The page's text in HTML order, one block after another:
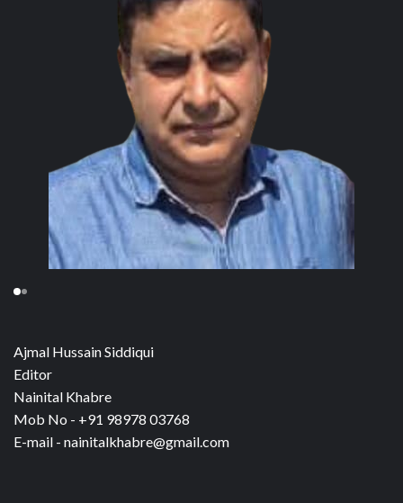
Ajmal Hussain Siddiqui
Editor
Nainital Khabre
Mob No - +91 98978 03768
E-mail - nainitalkhabre@gmail.com